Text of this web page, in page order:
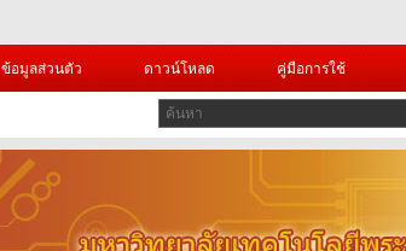
ข้อมูลส่วนตัว ดาวน์โหลด คู่มือการใช้